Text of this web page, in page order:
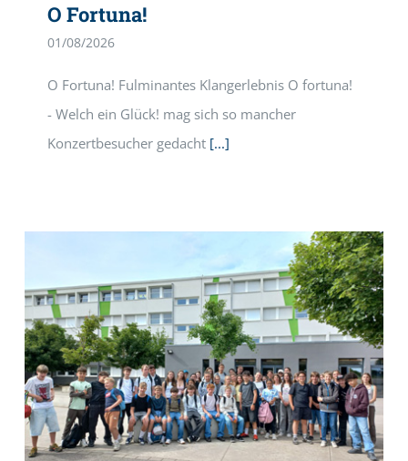
O Fortuna!
01/08/2026
O Fortuna! Fulminantes Klangerlebnis O fortuna!
- Welch ein Glück! mag sich so mancher
Konzertbesucher gedacht [...]